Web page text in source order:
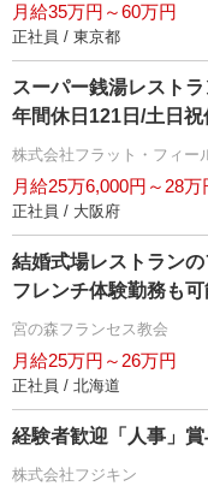
月給35万円～60万円
正社員 / 東京都
スーパー銭湯レスト
年間休日121日/土日祝
株式会社フラット・フィー
月給25万6,000円～28万
正社員 / 大阪府
結婚式場レストラン
フレンチ体験勤務も
宮の森フランセス教会
月給25万円～26万円
正社員 / 北海道
経験者歓迎「人事」
株式会社フジキン